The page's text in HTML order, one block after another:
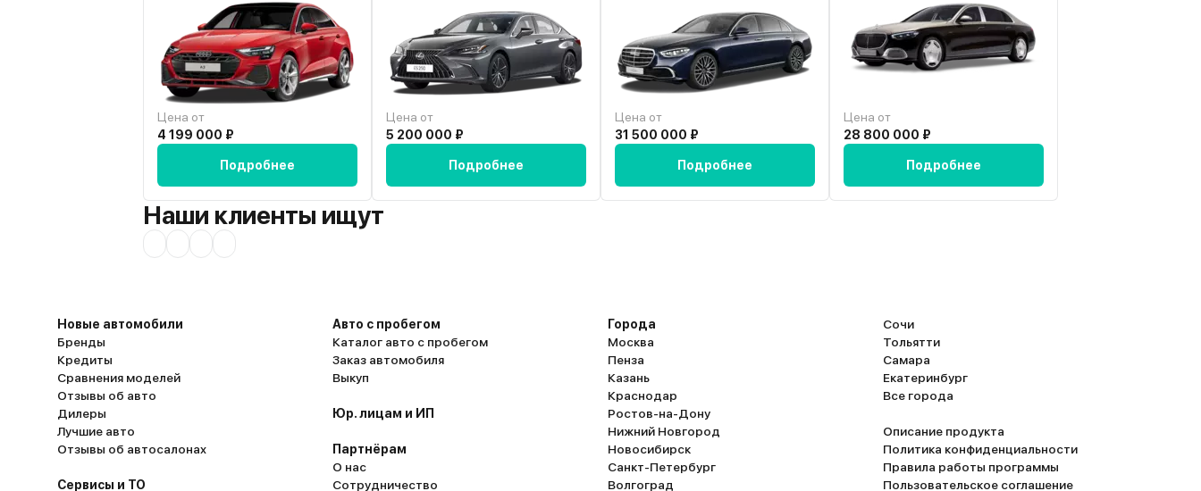
Цена от
4 199 000 ₽
Подробнее
Цена от
5 200 000 ₽
Подробнее
Цена от
31 500 000 ₽
Подробнее
Цена от
28 800 000 ₽
Подробнее
Наши клиенты ищут
Новые автомобили
Бренды
Кредиты
Сравнения моделей
Отзывы об авто
Дилеры
Лучшие авто
Отзывы об автосалонах
Сервисы и ТО
Авто с пробегом
Каталог авто с пробегом
Заказ автомобиля
Выкуп
Юр. лицам и ИП
Партнёрам
О нас
Сотрудничество
Города
Москва
Пенза
Казань
Краснодар
Ростов-на-Дону
Нижний Новгород
Новосибирск
Санкт-Петербург
Волгоград
Сочи
Тольятти
Самара
Екатеринбург
Все города
Описание продукта
Политика конфиденциальности
Правила работы программы
Пользовательское соглашение